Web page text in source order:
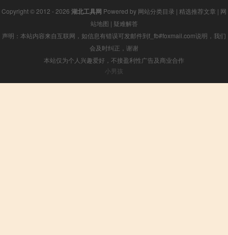
Copyright © 2012 - 2026 湖北工具网 Powered by 网站分类目录 | 精选推荐文章 | 网
站地图 | 疑难解答
声明：本站内容来自互联网，如信息有错误可发邮件到f_fb#foxmail.com说明，我们
会及时纠正，谢谢
本站仅为个人兴趣爱好，不接盈利性广告及商业合作
小男孩